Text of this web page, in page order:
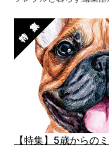
【特集】5歳からの